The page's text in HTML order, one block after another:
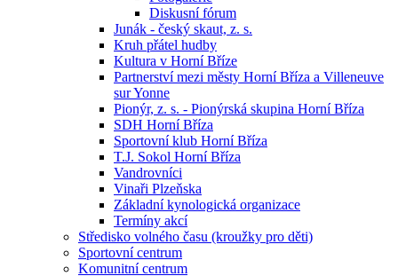
Diskusní fórum
Junák - český skaut, z. s.
Kruh přátel hudby
Kultura v Horní Bříze
Partnerství mezi městy Horní Bříza a Villeneuve
sur Yonne
Pionýr, z. s. - Pionýrská skupina Horní Bříza
SDH Horní Bříza
Sportovní klub Horní Bříza
T.J. Sokol Horní Bříza
Vandrovníci
Vinaři Plzeňska
Základní kynologická organizace
Termíny akcí
Středisko volného času (kroužky pro děti)
Sportovní centrum
Komunitní centrum